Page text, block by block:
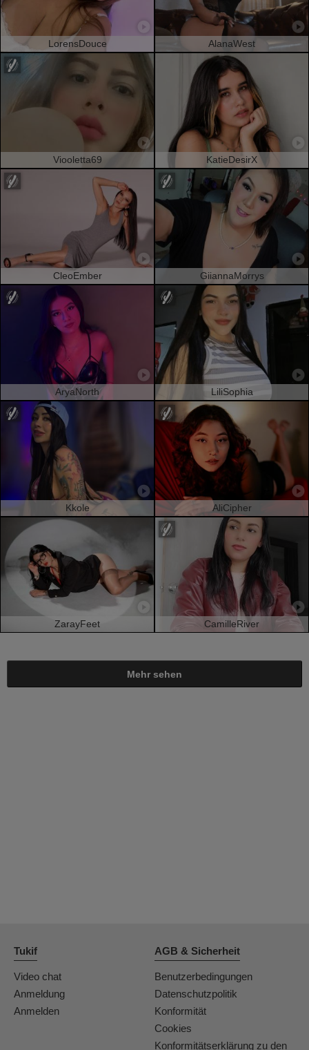
LorensDouce AlanaWest
Viooletta69 KatieDesirX
CleoEmber GiiannaMorrys
AryaNorth LiliSophia
Kkole AliCipher
ZarayFeet CamilleRiver
Mehr sehen
Tukif
Video chat
Anmeldung
Anmelden
AGB & Sicherheit
Benutzerbedingungen
Datenschutzpolitik
Konformität
Cookies
Konformitätserklärung zu den